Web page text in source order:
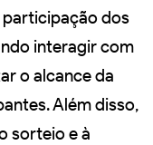
participação dos
interagir com
o alcance da
Além disso,
sorteio e à